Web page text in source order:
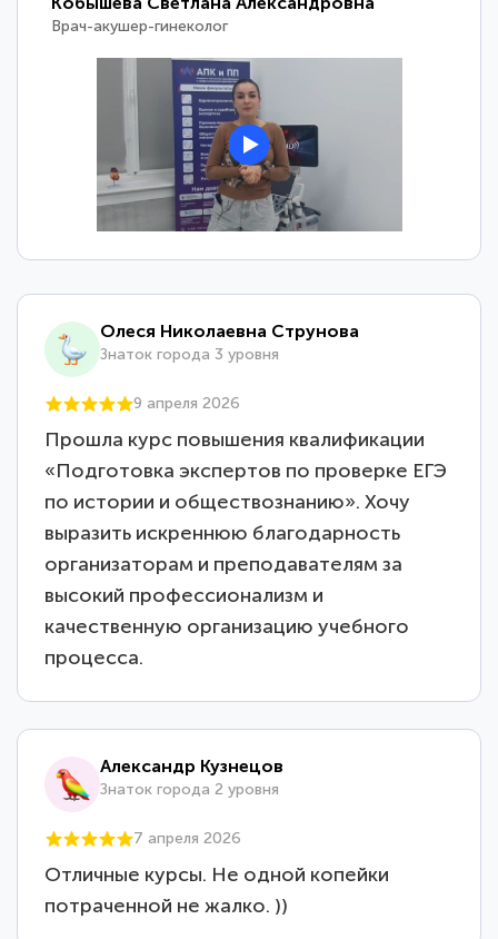
Врач-акушер-гинеколог
Олеся Николаевна Струнова
Знаток города 3 уровня
9 апреля 2026
Прошла курс повышения квалификации
«Подготовка экспертов по проверке ЕГЭ
по истории и обществознанию». Хочу
выразить искреннюю благодарность
организаторам и преподавателям за
высокий профессионализм и
качественную организацию учебного
процесса.
Александр Кузнецов
Знаток города 2 уровня
7 апреля 2026
Отличные курсы. Не одной копейки
потраченной не жалко. ))